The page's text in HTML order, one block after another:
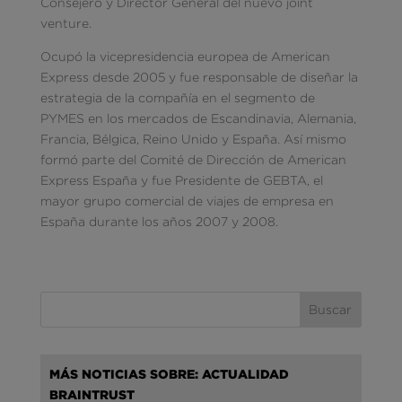
venture.
Ocupó la vicepresidencia europea de American
Express desde 2005 y fue responsable de diseñar la
estrategia de la compañía en el segmento de
PYMES en los mercados de Escandinavia, Alemania,
Francia, Bélgica, Reino Unido y España. Así mismo
formó parte del Comité de Dirección de American
Express España y fue Presidente de GEBTA, el
mayor grupo comercial de viajes de empresa en
España durante los años 2007 y 2008.
MÁS NOTICIAS SOBRE: ACTUALIDAD
BRAINTRUST